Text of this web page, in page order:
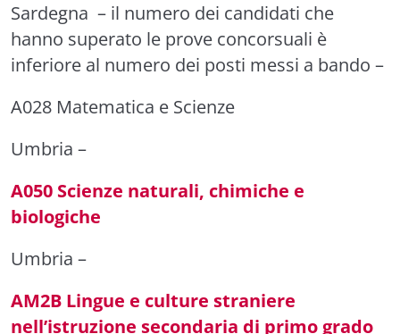
Sardegna – il numero dei candidati che
hanno superato le prove concorsuali è
inferiore al numero dei posti messi a bando –
A028 Matematica e Scienze
Umbria –
A050 Scienze naturali, chimiche e
biologiche
Umbria –
AM2B Lingue e culture straniere
nell’istruzione secondaria di primo grado